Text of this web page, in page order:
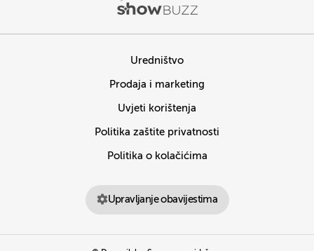
Uredništvo
Prodaja i marketing
Uvjeti korištenja
Politika zaštite privatnosti
Politika o kolačićima
Upravljanje obavijestima